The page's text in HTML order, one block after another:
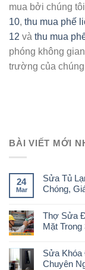
mua bởi chúng
10, thu mua phế
12 và thu mua
phóng không
trường của chúng
BÀI VIẾT MỚI
24
Mar
Sửa Tủ
Chóng,
Thợ Sửa
Mặt Trong
Sửa
Chuyên